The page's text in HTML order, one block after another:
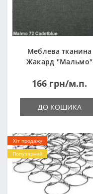
Меблева тканина
Жакард "Мальмо"
166 грн/м.п.
ДО КОШИКА
Хіт продажу
Популярний